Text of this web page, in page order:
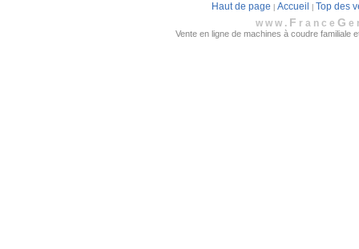
Haut de page Accueil
Top des
www. F rance G
Vente en ligne de machines à coudre familiale